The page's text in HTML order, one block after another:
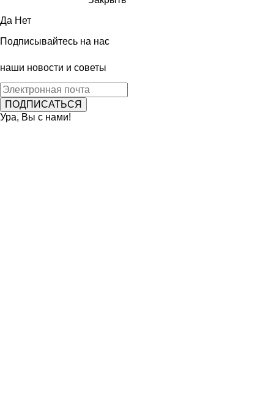
Да Нет
Подписывайтесь на нас
наши новости и советы
Ура, Вы с нами!